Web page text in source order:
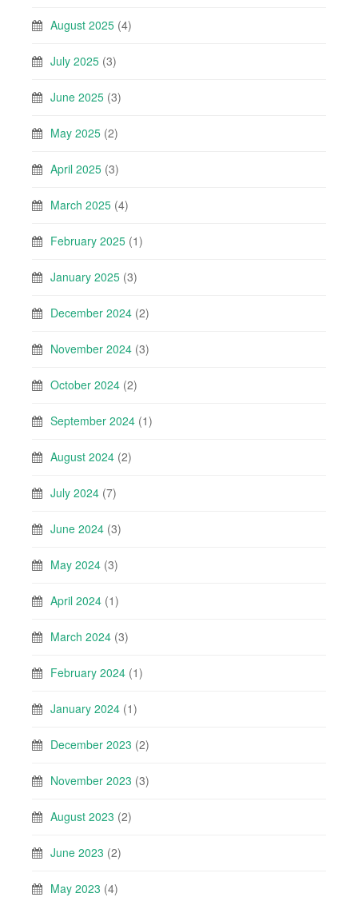
August 2025 (4)
July 2025 (3)
June 2025 (3)
May 2025 (2)
April 2025 (3)
March 2025 (4)
February 2025 (1)
January 2025 (3)
December 2024 (2)
November 2024 (3)
October 2024 (2)
September 2024 (1)
August 2024 (2)
July 2024 (7)
June 2024 (3)
May 2024 (3)
April 2024 (1)
March 2024 (3)
February 2024 (1)
January 2024 (1)
December 2023 (2)
November 2023 (3)
August 2023 (2)
June 2023 (2)
May 2023 (4)